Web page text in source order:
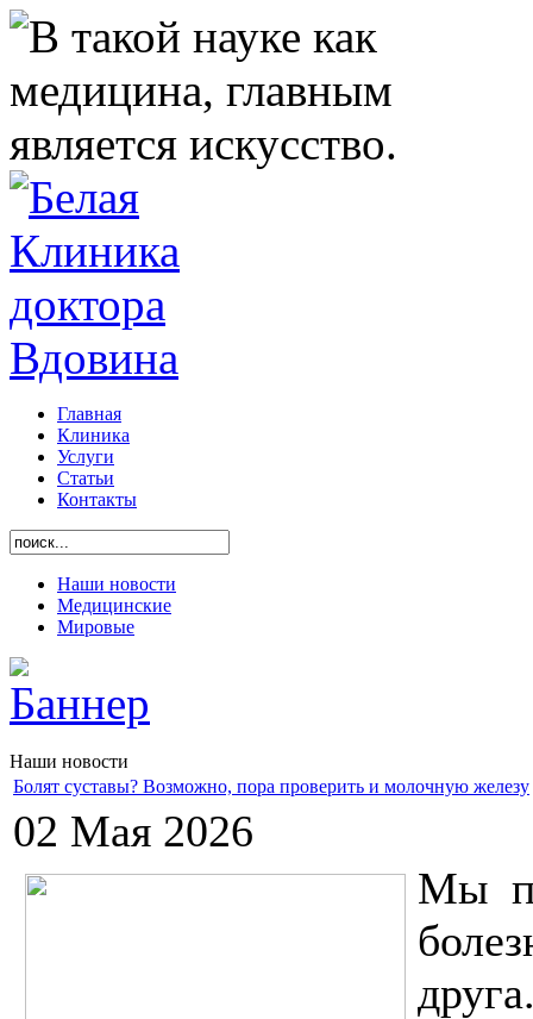
Главная
Клиника
Услуги
Статьи
Контакты
Наши новости
Медицинские
Мировые
Наши новости
Болят суставы? Возможно, пора проверить и молочную железу
02 Мая 2026
Мы